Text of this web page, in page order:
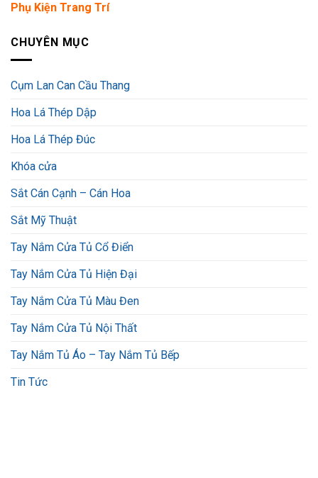
Phụ Kiện Trang Trí
CHUYÊN MỤC
Cụm Lan Can Cầu Thang
Hoa Lá Thép Dập
Hoa Lá Thép Đúc
Khóa cửa
Sắt Cán Cạnh – Cán Hoa
Sắt Mỹ Thuật
Tay Nắm Cửa Tủ Cổ Điển
Tay Nắm Cửa Tủ Hiện Đại
Tay Nắm Cửa Tủ Màu Đen
Tay Nắm Cửa Tủ Nội Thất
Tay Nắm Tủ Áo – Tay Nắm Tủ Bếp
Tin Tức